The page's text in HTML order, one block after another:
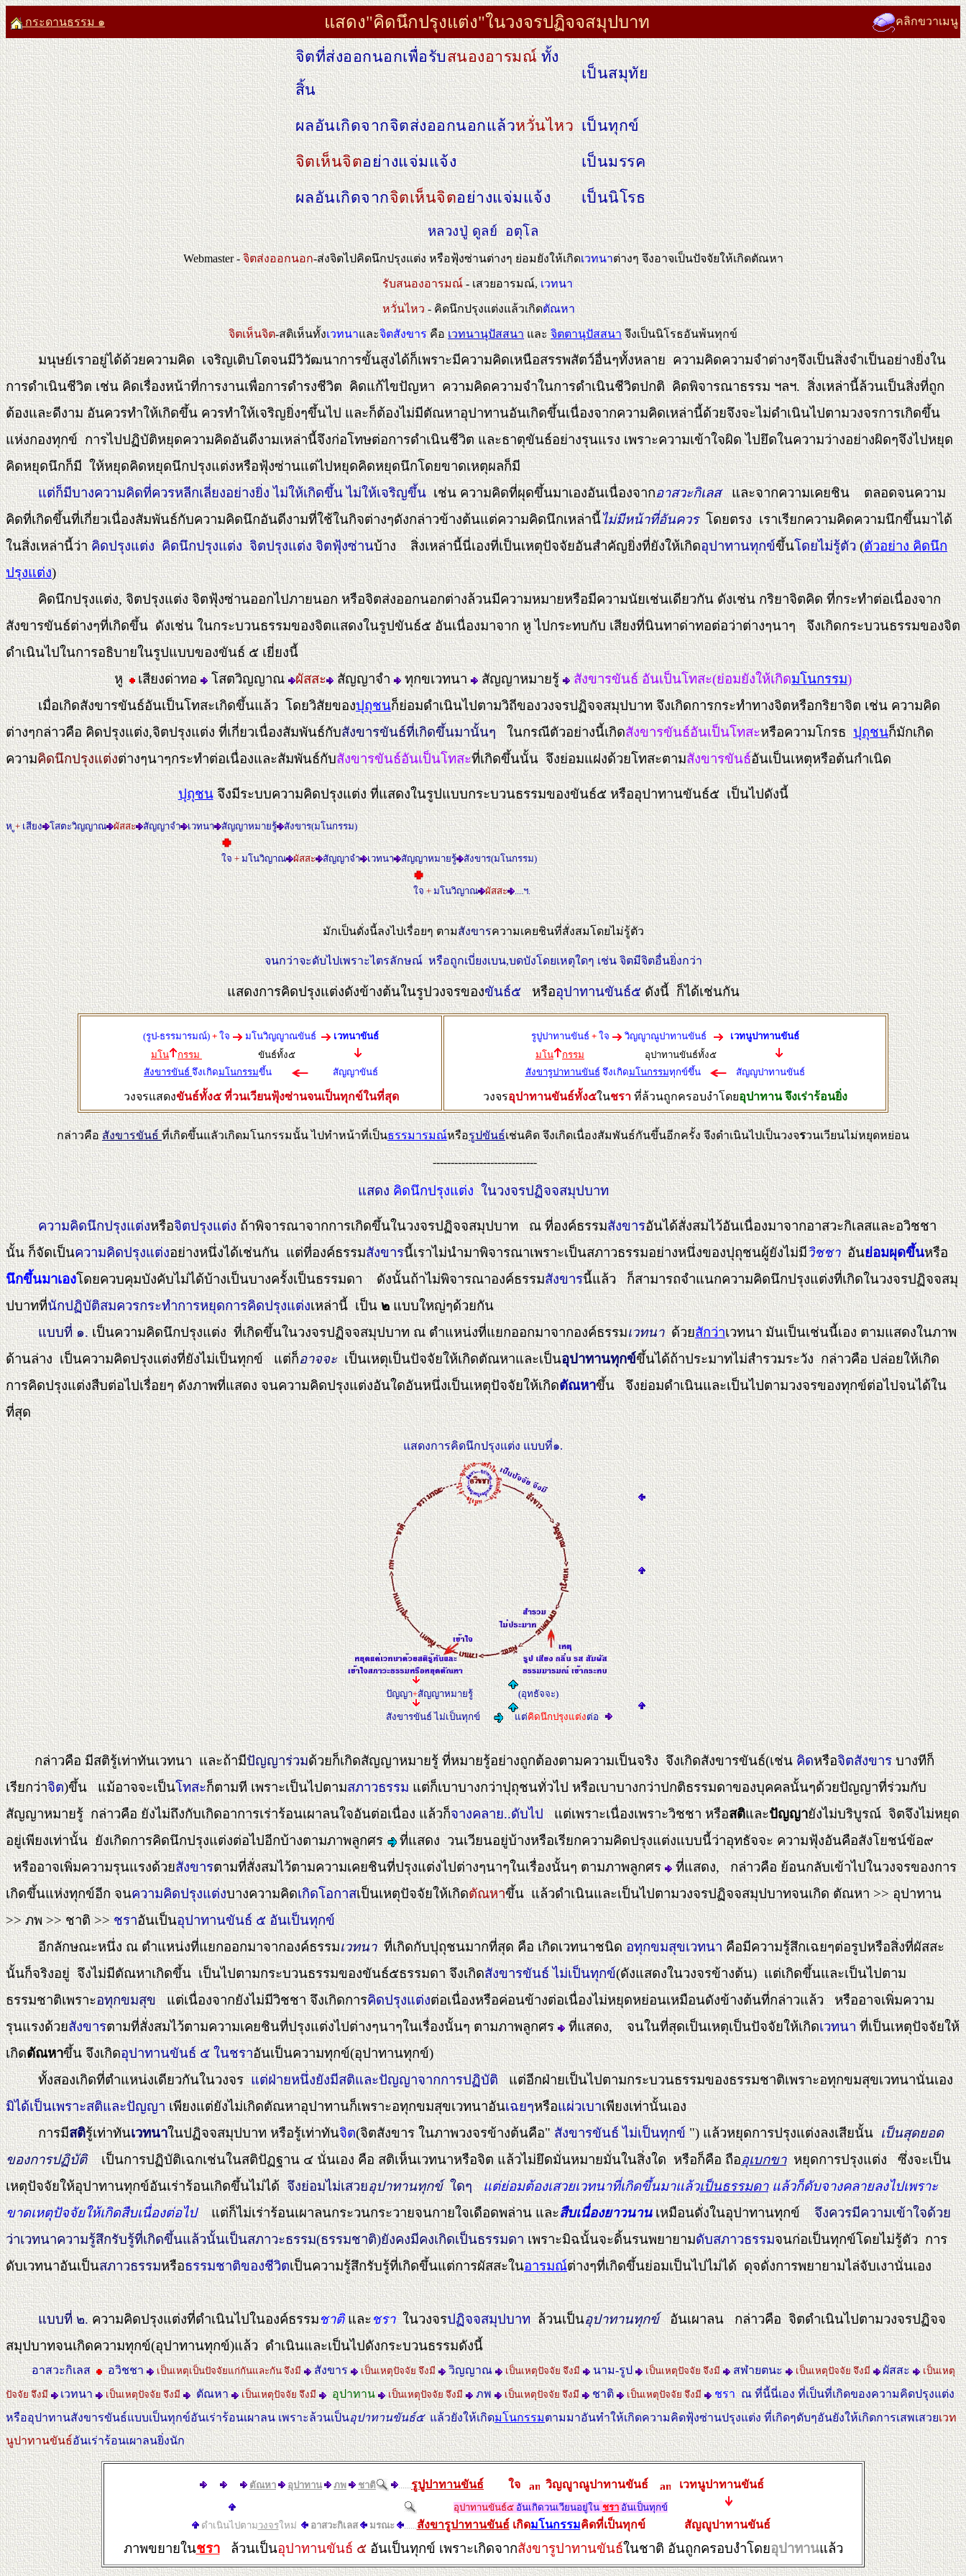
กระดานธรรม ๑ แสดง"คิดนึกปรุงแต่ง"ในวงจรปฏิจจสมุปบาท คลิกขวาเมนู
จิตที่ส่งออกนอกเพื่อรับสนองอารมณ์ทั้ง
สิ้น
เป็นสมุทัย
ผลอันเกิดจากจิตส่งออกนอกแล้วหวั่นไหว เป็นทุกข์
จิตเห็นจิตอย่างแจ่มแจ้ง เป็นมรรค
ผลอันเกิดจากจิตเห็นจิตอย่างแจ่มแจ้ง เป็นนิโรธ
หลวงปู่ ดูลย์ อตุโล
Webmaster -จิตส่งออกนอก-ส่งจิตไปคิดนึกปรุงแต่ง หรือฟุ้งซ่านต่างๆ ย่อมยังให้เกิดเวทนาต่างๆ จึงอาจเป็นปัจจัยให้เกิดตัณหา
รับสนองอารมณ์- เสวยอารมณ์,เวทนา
หวั่นไหว- คิดนึกปรุงแต่งแล้วเกิดตัณหา
จิตเห็นจิต-สติเห็นทั้งเวทนาและจิตสังขารคือเวทนานุปัสสนา และจิตตานุปัสสนาจึงเป็นนิโรธอันพ้นทุกข์
มนุษย์เราอยู่ได้ด้วยความคิด เจริญเติบโตจนมีวิวัฒนาการขั้นสูงได้ก็เพราะมีความคิดเหนือสรรพสัตว์อื่นๆทั้งหลาย ความคิดความจำต่างๆจึงเป็นสิ่งจำเป็นอย่างยิ่งใน
การดำเนินชีวิต เช่น คิดเรื่องหน้าที่การงานเพื่อการดำรงชีวิต คิดแก้ไขปัญหา ความคิดความจำในการดำเนินชีวิตปกติ คิดพิจารณาธรรม ฯลฯ. สิ่งเหล่านี้ล้วนเป็นสิ่งที่ถูก
ต้องและดีงาม อันควรทำให้เกิดขึ้น ควรทำให้เจริญยิ่งๆขึ้นไป และก็ต้องไม่มีตัณหาอุปาทานอันเกิดขึ้นเนื่องจากความคิดเหล่านี้ด้วยจึงจะไม่ดำเนินไปตามวงจรการเกิดขึ้น
แห่งกองทุกข์ การไปปฏิบัติหยุดความคิดอันดีงามเหล่านี้จึงก่อโทษต่อการดำเนินชีวิต และธาตุขันธ์อย่างรุนแรง เพราะความเข้าใจผิด ไปยึดในความว่างอย่างผิดๆจึงไปหยุด
คิดหยุดนึกก็มี ให้หยุดคิดหยุดนึกปรุงแต่งหรือฟุ้งซ่านแต่ไปหยุดคิดหยุดนึกโดยขาดเหตุผลก็มี
แต่ก็มีบางความคิดที่ควรหลีกเลี่ยงอย่างยิ่ง ไม่ให้เกิดขึ้น ไม่ให้เจริญขึ้นเช่น ความคิดที่ผุดขึ้นมาเองอันเนื่องจากอาสวะกิเลส และจากความเคยชิน ตลอดจนความ
คิดที่เกิดขึ้นที่เกี่ยวเนื่องสัมพันธ์กับความคิดนึกอันดีงามที่ใช้ในกิจต่างๆดังกล่าวข้างต้นแต่ความคิดนึกเหล่านี้ไม่มีหน้าที่อันควรโดยตรง เราเรียกความคิดความนึกขึ้นมาได้
ในสิ่งเหล่านี้ว่าคิดปรุงแต่ง คิดนึกปรุงแต่ง จิตปรุงแต่ง จิตฟุ้งซ่านบ้าง สิ่งเหล่านี้นี่เองที่เป็นเหตุปัจจัยอันสำคัญยิ่งที่ยังให้เกิดอุปาทานทุกข์ขึ้นโดยไม่รู้ตัว(ตัวอย่าง คิดนึก
ปรุงแต่ง)
คิดนึกปรุงแต่ง, จิตปรุงแต่ง จิตฟุ้งซ่านออกไปภายนอก หรือจิตส่งออกนอกต่างล้วนมีความหมายหรือมีความนัยเช่นเดียวกัน ดังเช่น กริยาจิตคิด ที่กระทำต่อเนื่องจาก
สังขารขันธ์ต่างๆที่เกิดขึ้น ดังเช่น ในกระบวนธรรมของจิตแสดงในรูปขันธ์๕ อันเนื่องมาจาก หู ไปกระทบกับ เสียงที่นินทาด่าทอต่อว่าต่างๆนาๆ จึงเกิดกระบวนธรรมของจิต
ดำเนินไปในการอธิบายในรูปแบบของขันธ์ ๕ เยี่ยงนี้
หู
เสียงด่าทอ โสตวิญญาณ ผัสสะ สัญญาจำ ทุกขเวทนา สัญญาหมายรู้ สังขารขันธ์ อันเป็นโทสะ(ย่อมยังให้เกิดมโนกรรม)
เมื่อเกิดสังขารขันธ์อันเป็นโทสะเกิดขึ้นแล้ว โดยวิสัยของปุถุชนก็ย่อมดำเนินไปตามวิถีของวงจรปฏิจจสมุปบาท จึงเกิดการกระทำทางจิตหรือกริยาจิต เช่น ความคิด
ต่างๆกล่าวคือ คิดปรุงแต่ง,จิตปรุงแต่ง ที่เกี่ยวเนื่องสัมพันธ์กับสังขารขันธ์ที่เกิดขึ้นมานั้นๆในกรณีตัวอย่างนี้เกิดสังขารขันธ์อันเป็นโทสะหรือความโกรธปุถุชนก็มักเกิด
ความคิดนึกปรุงแต่งต่างๆนาๆกระทำต่อเนื่องและสัมพันธ์กับสังขารขันธ์อันเป็นโทสะที่เกิดขึ้นนั้น จึงย่อมแฝงด้วยโทสะตามสังขารขันธ์อันเป็นเหตุหรือต้นกำเนิด
ปุถุชนจึงมีระบบความคิดปรุงแต่ง ที่แสดงในรูปแบบกระบวนธรรมของขันธ์๕ หรืออุปาทานขันธ์๕ เป็นไปดังนี้
ห ู +เสียง โสตะวิญญาณ ผัสสะ สัญญาจำ เวทนา สัญญาหมายรู้ สังขาร(มโนกรรม)
ใจ +มโนวิญาณ ผัสสะ สัญญาจำ เวทนา สัญญาหมายรู้ สังขาร(มโนกรรม)
ใจ+มโนวิญาณ ผัสสะ ....ฯ.
มักเป็นดั่งนี้ลงไปเรื่อยๆ ตามสังขารความเคยชินที่สั่งสมโดยไม่รู้ตัว
จนกว่าจะดับไปเพราะไตรลักษณ์ หรือถูกเบี่ยงเบน,บดบังโดยเหตุใดๆ เช่น จิตมีจิตอื่นยิ่งกว่า
แสดงการคิดปรุงแต่งดังข้างต้นในรูปวงจรของขันธ์๕หรืออุปาทานขันธ์๕ดังนี้ ก็ได้เช่นกัน
(รูป-ธรรมารมณ์) + ใจ มโนวิญญูาณขันธ์
เวทนาขันธ์
มโน
กรรม
ขันธ์ทั้ง๕
สังขารขันธ์ จึงเกิดมโนกรรมขึ้น สัญญาขันธ์
วงจรแสดงขันธ์ทั้ง๕ ที่วนเวียนฟุ้งซ่านจนเป็นทุกข์ในที่สุด
รูปูปาทานขันธ์ +ใจ วิญญูาณูปาทานขันธ์
เวทนูปาทานขันธ์
มโน
กรรม
อุปาทานขันธ์ทั้ง๕
สังขารูปาทานขันธ์ จึงเกิดมโนกรรมทุกข์ขึ้น สัญญูปาทานขันธ์
วงจรอุปาทานขันธ์ทั้ง๕ในชรา ที่ล้วนถูกครอบงําโดยอุปาทาน จึงเร่าร้อนยิ่ง
กล่าวคือสังขารขันธ์ ที่เกิดขึ้นแลัวเกิดมโนกรรมนั้น ไปทำหน้าที่เป็นธรรมารมณ์หรือรูปขันธ์เช่นคิด จึงเกิดเนื่องสัมพันธ์กันขึ้นอีกครั้ง จึงดำเนินไปเป็นวงจรวนเวียนไม่หยุดหย่อน
-----------------------------
แสดงคิดนึกปรุงแต่งในวงจรปฏิจจสมุปบาท
ความคิดนึกปรุงแต่งหรือจิตปรุงแต่งถ้าพิจารณาจากการเกิดขึ้นในวงจรปฏิจจสมุปบาท ณ ที่องค์ธรรมสังขารอันได้สั่งสมไว้อันเนื่องมาจากอาสวะกิเลสและอวิชชา
นั้น ก็จัดเป็นความคิดปรุงแต่งอย่างหนึ่งได้เช่นกัน แต่ที่องค์ธรรมสังขารนี้เราไม่นำมาพิจารณาเพราะเป็นสภาวธรรมอย่างหนึ่งของปุถุชนผู้ยังไม่มีวิชชา อันย่อมผุดขึ้นหรือ
นึกขึ้นมาเองโดยควบคุมบังคับไม่ได้บ้างเป็นบางครั้งเป็นธรรมดา ดังนั้นถ้าไม่พิจารณาองค์ธรรมสังขารนี้แล้ว ก็สามารถจำแนกความคิดนึกปรุงแต่งที่เกิดในวงจรปฏิจจสมุ
ปบาทที่นักปฏิบัติสมควรกระทำการหยุดการคิดปรุงแต่งเหล่านี้ เป็น๒แบบใหญ่ๆด้วยกัน
แบบที่ ๑.เป็นความคิดนึกปรุงแต่ง ที่เกิดขึ้นในวงจรปฏิจจสมุปบาท ณ ตำแหน่งที่แยกออกมาจากองค์ธรรมเวทนาด้วยสักว่าเวทนา มันเป็นเช่นนี้เอง ตามแสดงในภาพ
ด้านล่าง เป็นความคิดปรุงแต่งที่ยังไม่เป็นทุกข์ แต่ก็อาจจะเป็นเหตุเป็นปัจจัยให้เกิดตัณหาและเป็นอุปาทานทุกข์ขึ้นได้ถ้าประมาทไม่สำรวมระวัง กล่าวคือ ปล่อยให้เกิด
การคิดปรุงแต่งสืบต่อไปเรื่อยๆ ดังภาพที่แสดง จนความคิดปรุงแต่งอันใดอันหนึ่งเป็นเหตุปัจจัยให้เกิดตัณหาขึ้น จึงย่อมดำเนินและเป็นไปตามวงจรของทุกข์ต่อไปจนได้ใน
ที่สุด
แสดงการคิดนึกปรุงแต่งแบบที่๑.
ปัญญา+สัญญาหมายรู้ (อุทธัจจะ)
สังขารขันธ์ ไม่เป็นทุกข์ แต่คิดนึกปรุงแต่งต่อ
กล่าวคือ มีสติรู้เท่าทันเวทนา และถ้ามีปัญญาร่วมด้วยก็เกิดสัญญาหมายรู้ ที่หมายรู้อย่างถูกต้องตามความเป็นจริง จึงเกิดสังขารขันธ์(เช่นคิดหรือจิตสังขารบางทีก็
เรียกว่าจิต)ขึ้น แม้อาจจะเป็นโทสะก็ตามที เพราะเป็นไปตามสภาวธรรมแต่ก็เบาบางกว่าปุถุชนทั่วไป หรือเบาบางกว่าปกติธรรมดาของบุคคลนั้นๆด้วยปัญญาที่ร่วมกับ
สัญญาหมายรู้ กล่าวคือ ยังไม่ถึงกับเกิดอาการเร่าร้อนเผาลนใจอันต่อเนื่อง แล้วก็จางคลาย..ดับไปแต่เพราะเนื่องเพราะวิชชา หรือสติและปัญญายังไม่บริบูรณ์ จิตจึงไม่หยุด
อยู่เพียงเท่านั้น ยังเกิดการคิดนึกปรุงแต่งต่อไปอีกบ้างตามภาพลูกศร
ที่แสดง วนเวียนอยู่บ้างหรือเรียกความคิดปรุงแต่งแบบนี้ว่าอุทธัจจะ ความฟุ้งอันคือสังโยชน์ข้อ๙
หรืออาจเพิ่มความรุนแรงด้วยสังขารตามที่สั่งสมไว้ตามความเคยชินที่ปรุงแต่งไปต่างๆนาๆในเรื่องนั้นๆ ตามภาพลูกศร ที่แสดง, กล่าวคือ ย้อนกลับเข้าไปในวงจรของการ
เกิดขึ้นแห่งทุกข์อีก จนความคิดปรุงแต่งบางความคิดเกิดโอกาสเป็นเหตุปัจจัยให้เกิดตัณหาขึ้น แล้วดำเนินและเป็นไปตามวงจรปฏิจจสมุปบาทจนเกิด ตัณหา >> อุปาทาน
>> ภพ >> ชาติ >>ชราอันเป็นอุปาทานขันธ์ ๕ อันเป็นทุกข์
อีกลักษณะหนึ่ง ณ ตำแหน่งที่แยกออกมาจากองค์ธรรมเวทนาที่เกิดกับปุถุชนมากที่สุด คือ เกิดเวทนาชนิดอทุกขมสุขเวทนาคือมีความรู้สึกเฉยๆต่อรูปหรือสิ่งที่ผัสสะ
นั้นก็จริงอยู่ จึงไม่มีตัณหาเกิดขึ้น เป็นไปตามกระบวนธรรมของขันธ์๕ธรรมดา จึงเกิดสังขารขันธ์ ไม่เป็นทุกข์(ดังแสดงในวงจรข้างต้น) แต่เกิดขึ้นและเป็นไปตาม
ธรรมชาติเพราะอทุกขมสุขแต่เนื่องจากยังไม่มีวิชชา จึงเกิดการคิดปรุงแต่งต่อเนื่องหรือค่อนข้างต่อเนื่องไม่หยุดหย่อนเหมือนดังข้างต้นที่กล่าวแล้ว หรืออาจเพิ่มความ
รุนแรงด้วยสังขารตามที่สั่งสมไว้ตามความเคยชินที่ปรุงแต่งไปต่างๆนาๆในเรื่องนั้นๆ ตามภาพลูกศร ที่แสดง, จนในที่สุดเป็นเหตุเป็นปัจจัยให้เกิดเวทนาที่เป็นเหตุปัจจัยให้
เกิดตัณหาขึ้น จึงเกิดอุปาทานขันธ์ ๕ ในชราอันเป็นความทุกข์(อุปาทานทุกข์)
ทั้งสองเกิดที่ตำแหน่งเดียวกันในวงจรแต่ฝ่ายหนึ่งยังมีสติและปัญญาจากการปฏิบัติแต่อีกฝ่ายเป็นไปตามกระบวนธรรมของธรรมชาติเพราะอทุกขมสุขเวทนานั่นเอง
มิได้เป็นเพราะสติและปัญญาเพียงแต่ยังไม่เกิดตัณหาอุปาทานก็เพราะอทุกขมสุขเวทนาอันเฉยๆหรือแผ่วเบาเพียงเท่านั้นเอง
การมีสติรู้เท่าทันเวทนาในปฏิจจสมุปบาท หรือรู้เท่าทันจิต(จิตสังขาร ในภาพวงจรข้างต้นคือ"สังขารขันธ์ไม่เป็นทุกข์ ") แล้วหยุดการปรุงแต่งลงเสียนั้นเป็นสุดยอด
ของการปฏิบัติเป็นการปฏิบัติเฉกเช่นในสติปัฏฐาน ๔ นั่นเอง คือ สติเห็นเวทนาหรือจิต แล้วไม่ยึดมั่นหมายมั่นในสิ่งใด หรือก็คือ ถืออุเบกขา หยุดการปรุงแต่ง ซึ่งจะเป็น
เหตุปัจจัยให้อุปาทานทุกข์อันเร่าร้อนเกิดขึ้นไม่ได้จึงย่อมไม่เสวยอุปาทานทุกข์ใดๆ แต่ย่อมต้องเสวยเวทนาที่เกิดขึ้นมาแล้วเป็นธรรมดาแล้วก็ดับจางคลายลงไปเพราะ
ขาดเหตุปัจจัยให้เกิดสืบเนื่องต่อไป แต่ก็ไม่เร่าร้อนเผาลนกระวนกระวายจนกายใจเดือดพล่าน และสืบเนื่องยาวนานเหมือนดั่งในอุปาทานทุกข์จึงควรมีความเข้าใจด้วย
ว่าเวทนาความรู้สึกรับรู้ที่เกิดขึ้นแล้วนั้นเป็นสภาวะธรรม(ธรรมชาติ)ยังคงมีคงเกิดเป็นธรรมดาเพราะมิฉนั้นจะดิ้นรนพยายามดับสภาวธรรมจนก่อเป็นทุกข์โดยไม่รู้ตัว การ
ดับเวทนาอันเป็นสภาวธรรมหรือธรรมชาติของชีวิตเป็นความรู้สึกรับรู้ที่เกิดขึ้นแต่การผัสสะในอารมณ์ต่างๆที่เกิดขึ้นย่อมเป็นไปไม่ได้ ดุจดั่งการพยายามไล่จับเงานั่นเอง
แบบที่ ๒.ความคิดปรุงแต่งที่ดำเนินไปในองค์ธรรมชาติและชราในวงจรปฏิจจสมุปบาทล้วนเป็นอุปาทานทุกข์อันเผาลน กล่าวคือ จิตดำเนินไปตามวงจรปฏิจจ
สมุปบาทจนเกิดความทุกข์(อุปาทานทุกข์)แล้ว ดำเนินและเป็นไปดังกระบวนธรรมดังนี้
อาสวะกิเลส อวิชชา เป็นเหตุเป็นปัจจัยแก่กันและกัน จึงมี สังขาร เป็นเหตุปัจจัย จึงมี วิญญาณ เป็นเหตุปัจจัย จึงมี นาม-รูป เป็นเหตุปัจจัย จึงมี สฬายตนะ เป็นเหตุปัจจัย จึงมี ผัสสะ เป็นเหตุ
ปัจจัย จึงมี เวทนา เป็นเหตุปัจจัย จึงมี ตัณหา เป็นเหตุปัจจัย จึงมี อุปาทาน เป็นเหตุปัจจัย จึงมี ภพ เป็นเหตุปัจจัย จึงมี ชาติ เป็นเหตุปัจจัย จึงมี ชราณ ที่นี้นี่เอง ที่เป็นที่เกิดของความคิดปรุงแต่ง
หรืออุปาทานสังขารขันธ์แบบเป็นทุกข์อันเร่าร้อนเผาลน เพราะล้วนเป็นอุปาทานขันธ์๕แล้วยังให้เกิดมโนกรรมตามมาอันทำให้เกิดความคิดฟุ้งซ่านปรุงแต่ง ที่เกิดๆดับๆอันยังให้เกิดการเสพเสวยเวท
นูปาทานขันธ์อันเร่าร้อนเผาลนยิ่งนัก
ตัณหา อุปาทาน ภพ ชาติ รูปูปาทานขันธ์ ใจ วิญญูาณูปาทานขันธ์ เวทนูปาทานขันธ์
อุปาทานขันธ์๕ อันเกิดวนเวียนอยู่ใน ชรา อันเป็นทุกข์
ดำเนินไปตามวงจรใหม่ อาสวะกิเลส มรณะ ...... สังขารูปาทานขันธ์ เกิดมโนกรรมคิดที่เป็นทุกข์ สัญญูปาทานขันธ์
ภาพขยายในชราล้วนเป็นอุปาทานขันธ์ ๕อันเป็นทุกข์ เพราะเกิดจากสังขารูปาทานขันธ์ในชาติ อันถูกครอบงําโดยอุปาทานแล้ว